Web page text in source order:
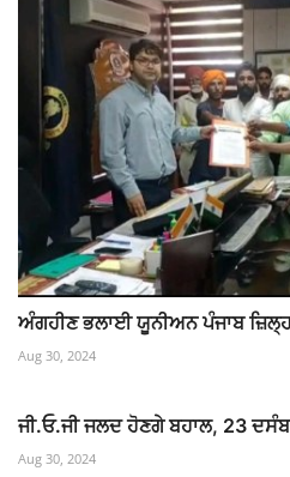
ਅੰਗਹੀਣ ਭਲਾਈ ਯੂਨੀਅਨ ਪੰਜਾਬ
Aug 30, 2024
ਜੀ.ਓ.ਜੀ ਜਲਦ ਹੋਣਗੇ ਬਹਾਲ, 23
Aug 30, 2024